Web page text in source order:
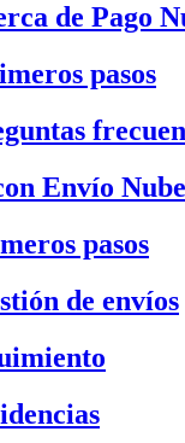
de Pago
pasos
Envío Nube
pasos
de envíos